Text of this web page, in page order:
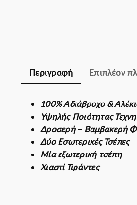
Περιγραφή Επιπλέον
100% Αδιάβροχο &
Υψηλής Ποιότητας
Δροσερή – Βαμβακερή
Δύο Εσωτερικές Τσέπες
Μία εξωτερική τσέπη
Χιαστί Τιράντες